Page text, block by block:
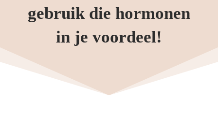
gebruik die hormonen
in je voordeel!